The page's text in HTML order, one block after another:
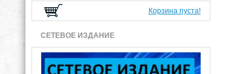
Корзина пуста!
СЕТЕВОЕ ИЗДАНИЕ